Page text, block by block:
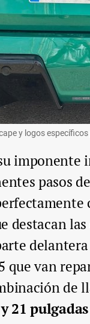
y logos
imponente
pasos
destacan las
que van
de
21